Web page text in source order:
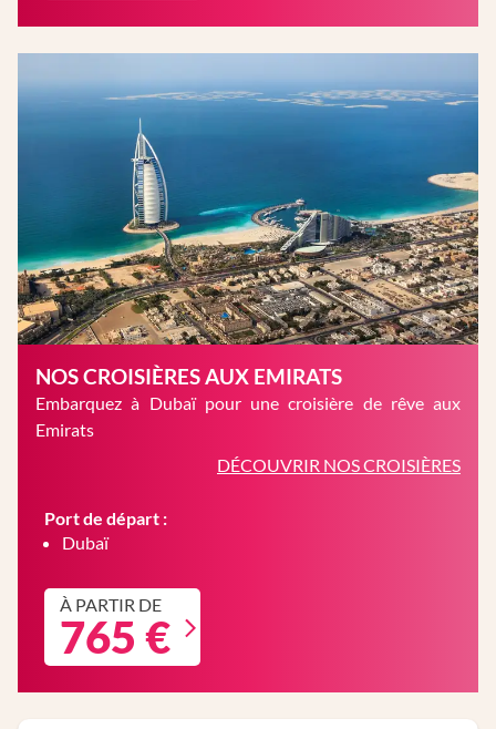
NOS CROISIÈRES AUX EMIRATS
Embarquez à Dubaï pour une croisière de rêve aux
Emirats
DÉCOUVRIR NOS CROISIÈRES
Port de départ :
Dubaï
À PARTIR DE
765 €